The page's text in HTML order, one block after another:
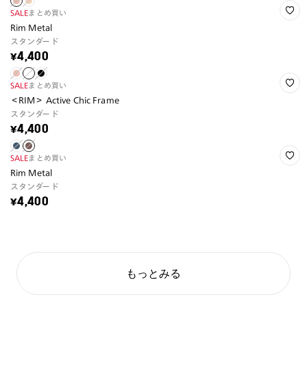
SALEまとめ買い
Rim Metal
スタンダード
¥4,400
SALEまとめ買い
＜RIM＞ Active Chic Frame
スタンダード
¥4,400
SALEまとめ買い
Rim Metal
スタンダード
¥4,400
もっとみる